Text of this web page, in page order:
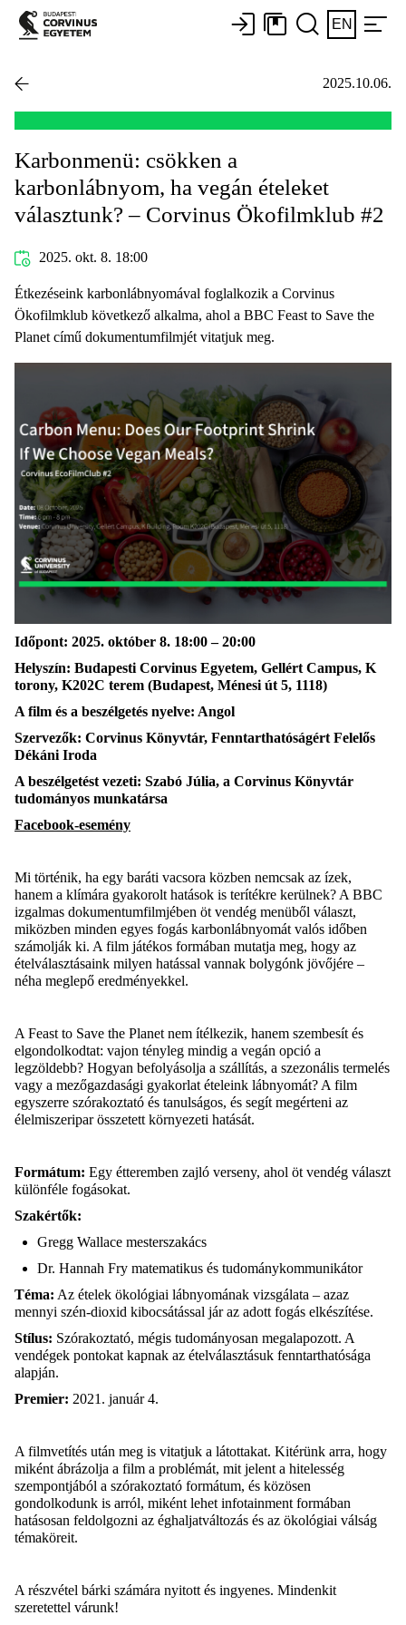
EN
2025.10.06.
Karbonmenü: csökken a
karbonlábnyom, ha vegán ételeket
választunk? – Corvinus Ökofilmklub #2
2025. okt. 8. 18:00
Étkezéseink karbonlábnyomával foglalkozik a Corvinus
Ökofilmklub következő alkalma, ahol a BBC Feast to Save the
Planet című dokumentumfilmjét vitatjuk meg.
Időpont: 2025. október 8. 18:00 – 20:00
Helyszín: Budapesti Corvinus Egyetem, Gellért Campus, K
torony, K202C terem (Budapest, Ménesi út 5, 1118)
A film és a beszélgetés nyelve: Angol
Szervezők: Corvinus Könyvtár, Fenntarthatóságért Felelős
Dékáni Iroda
A beszélgetést vezeti: Szabó Júlia, a Corvinus Könyvtár
tudományos munkatársa
Facebook-esemény
Mi történik, ha egy baráti vacsora közben nemcsak az ízek,
hanem a klímára gyakorolt hatások is terítékre kerülnek? A BBC
izgalmas dokumentumfilmjében öt vendég menüből választ,
miközben minden egyes fogás karbonlábnyomát valós időben
számolják ki. A film játékos formában mutatja meg, hogy az
ételválasztásaink milyen hatással vannak bolygónk jövőjére –
néha meglepő eredményekkel.
A Feast to Save the Planet nem ítélkezik, hanem szembesít és
elgondolkodtat: vajon tényleg mindig a vegán opció a
legzöldebb? Hogyan befolyásolja a szállítás, a szezonális termelés
vagy a mezőgazdasági gyakorlat ételeink lábnyomát? A film
egyszerre szórakoztató és tanulságos, és segít megérteni az
élelmiszeripar összetett környezeti hatását.
Formátum: Egy étteremben zajló verseny, ahol öt vendég választ
különféle fogásokat.
Szakértők:
Gregg Wallace mesterszakács
Dr. Hannah Fry matematikus és tudománykommunikátor
Téma: Az ételek ökológiai lábnyomának vizsgálata – azaz
mennyi szén-dioxid kibocsátással jár az adott fogás elkészítése.
Stílus: Szórakoztató, mégis tudományosan megalapozott. A
vendégek pontokat kapnak az ételválasztásuk fenntarthatósága
alapján.
Premier: 2021. január 4.
A filmvetítés után meg is vitatjuk a látottakat. Kitérünk arra, hogy
miként ábrázolja a film a problémát, mit jelent a hitelesség
szempontjából a szórakoztató formátum, és közösen
gondolkodunk is arról, miként lehet infotainment formában
hatásosan feldolgozni az éghaljatváltozás és az ökológiai válság
témaköreit.
A részvétel bárki számára nyitott és ingyenes. Mindenkit
szeretettel várunk!